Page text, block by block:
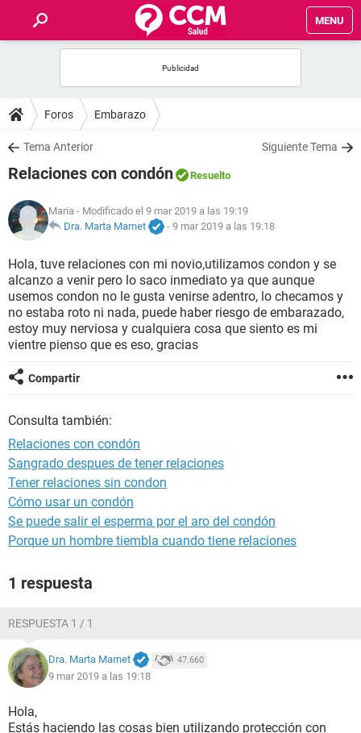
MENU
FOROS
SALUD
NUTRICIÓN
BIENESTAR
SEXUALIDAD
GLOSARIO
Foros Embarazo
Tema Anterior Siguiente Tema
Relaciones con condón Resuelto
Maria - Modificado el 9 mar 2019 a las 19:19
Dra. Marta Marnet
- 9 mar 2019 a las 19:18
Hola, tuve relaciones con mi novio,utilizamos condon y se
alcanzo a venir pero lo saco inmediato ya que aunque
usemos condon no le gusta venirse adentro, lo checamos y
no estaba roto ni nada, puede haber riesgo de embarazado,
estoy muy nerviosa y cualquiera cosa que siento es mi
vientre pienso que es eso, gracias
Compartir
Consulta también:
Relaciones con condón
Sangrado despues de tener relaciones
Tener relaciones sin condon
Cómo usar un condón
Se puede salir el esperma por el aro del condón
Porque un hombre tiembla cuando tiene relaciones
1 respuesta
RESPUESTA 1 / 1
Dra. Marta Marnet 47.660
9 mar 2019 a las 19:18
Hola,
Estás haciendo las cosas bien utilizando protección con